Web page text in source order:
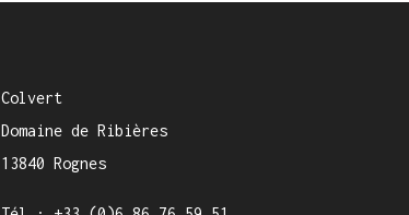
Colvert
Domaine de Ribières
13840 Rognes